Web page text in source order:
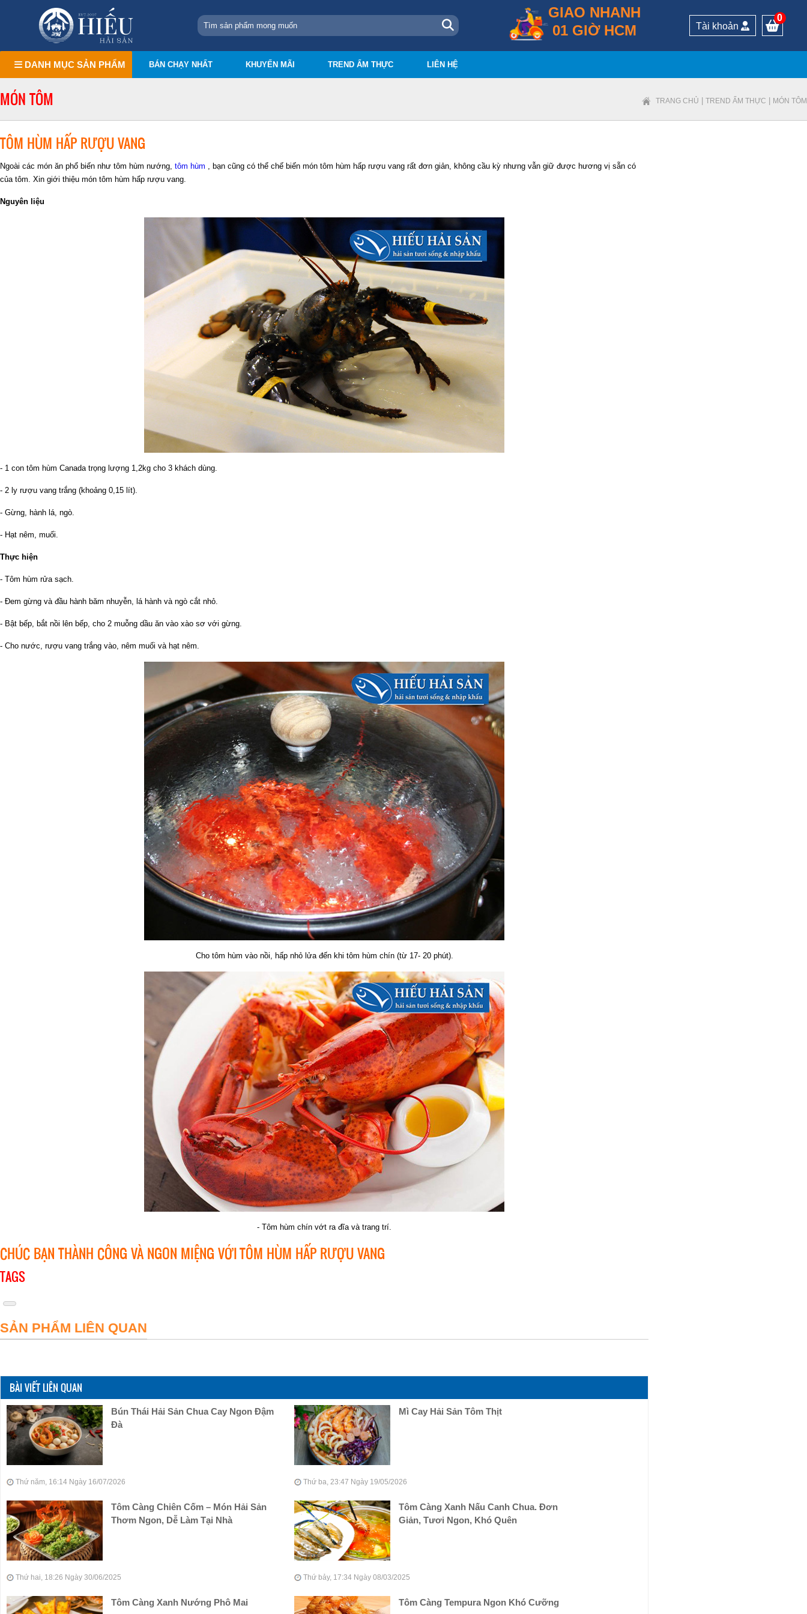
GIAO NHANH
01 GIỜ HCM
Tài khoản
0
DANH MỤC SẢN PHẨM BÁN CHẠY NHẤT KHUYẾN MÃI TREND ẨM THỰC LIÊN HỆ
MÓN TÔM TRANG CHỦ TREND ẨM THỰC MÓN TÔM
TÔM HÙM HẤP RƯỢU VANG
Ngoài các món ăn phổ biến như tôm hùm nướng, tôm hùm , bạn cũng có thể chế biến món tôm hùm hấp rượu vang rất đơn giản, không cầu kỳ nhưng vẫn giữ được hương vị sẵn có
của tôm. Xin giới thiệu món tôm hùm hấp rượu vang.
Nguyên liệu
- 1 con tôm hùm Canada trọng lượng 1,2kg cho 3 khách dùng.
- 2 ly rượu vang trắng (khoảng 0,15 lít).
- Gừng, hành lá, ngò.
- Hạt nêm, muối.
Thực hiện
- Tôm hùm rửa sạch.
- Đem gừng và đầu hành băm nhuyễn, lá hành và ngò cắt nhỏ.
- Bật bếp, bắt nồi lên bếp, cho 2 muỗng dầu ăn vào xào sơ với gừng.
- Cho nước, rượu vang trắng vào, nêm muối và hạt nêm.
Cho tôm hùm vào nồi, hấp nhỏ lửa đến khi tôm hùm chín (từ 17- 20 phút).
- Tôm hùm chín vớt ra đĩa và trang trí.
CHÚC BẠN THÀNH CÔNG VÀ NGON MIỆNG VỚITÔM HÙM HẤP RƯỢU VANG
TAGS
SẢN PHẨM LIÊN QUAN
BÀI VIẾT LIÊN QUAN
Bún Thái Hải Sản Chua Cay Ngon Đậm
Đà
Thứ năm, 16:14 Ngày 16/07/2026
Mì Cay Hải Sản Tôm Thịt
Thứ ba, 23:47 Ngày 19/05/2026
Tôm Càng Chiên Cốm – Món Hải Sản
Thơm Ngon, Dễ Làm Tại Nhà
Thứ hai, 18:26 Ngày 30/06/2025
Tôm Càng Xanh Nấu Canh Chua. Đơn
Giản, Tươi Ngon, Khó Quên
Thứ bảy, 17:34 Ngày 08/03/2025
Tôm Càng Xanh Nướng Phô Mai Tôm Càng Tempura Ngon Khó Cưỡng